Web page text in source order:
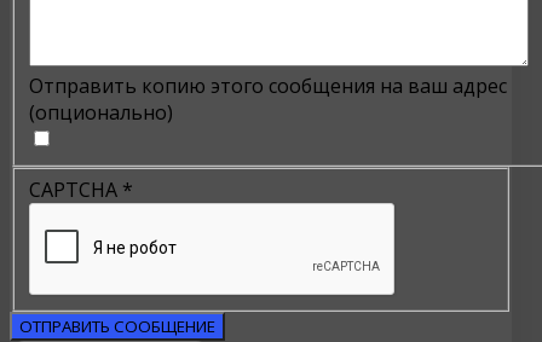
Отправить копию этого сообщения на ваш адрес
(опционально)
CAPTCHA *
ОТПРАВИТЬ СООБЩЕНИЕ